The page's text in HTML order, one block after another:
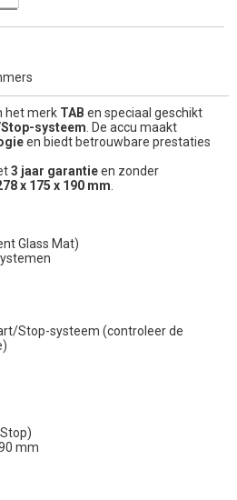
het merk TAB en speciaal geschikt
systeem . De accu maakt
en biedt betrouwbare prestaties
3 jaar garantieen zonder
x 175 x 190 mm
Glass Mat)
Stop-systeem (controleer de
mm